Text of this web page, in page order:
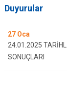
Duyurular
27 Oca
24.01.2025
SONUÇLARI